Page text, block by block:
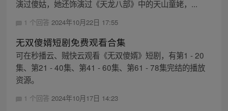
演过傻姑，她还饰演过《天龙八部》中的天山童姥，...
1 个回答 2024年10月22日 17:55
无双傻婿短剧免费观看合集
可在秒播云、贼快云观看《无双傻婿》短剧，有第1 - 20
集、第21 - 40集、第41 - 60集、第61 - 78集完结的播放
资源。
1 个回答 2024年10月17日 14:23